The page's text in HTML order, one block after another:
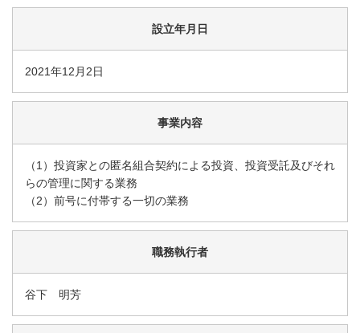
設立年月日
2021年12月2日
事業内容
（1）投資家との匿名組合契約による投資、投資受託及びそれ
らの管理に関する業務
（2）前号に付帯する一切の業務
職務執行者
谷下 明芳